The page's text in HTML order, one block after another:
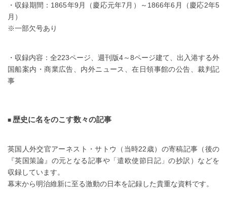
・収録期間：1865年9月（慶応元年7月）～1866年6月（慶応2年5
月）
※一部欠号あり
・収録内容：全223ページ、週刊版4～8ページ建て、出入港する外
国船案内・商業広告、内外ニュース、在日領事館の公告、裁判記
事
歴史に名をのこす数々の記事
英国人外交官アーネスト・サトウ（当時22歳）の寄稿記事（後の
『英国策論』の元となる記事や「遣欧使節日記」の抄訳）などを
収録しています。
幕末から明治維新に至る激動の日本を記録した貴重な資料です。